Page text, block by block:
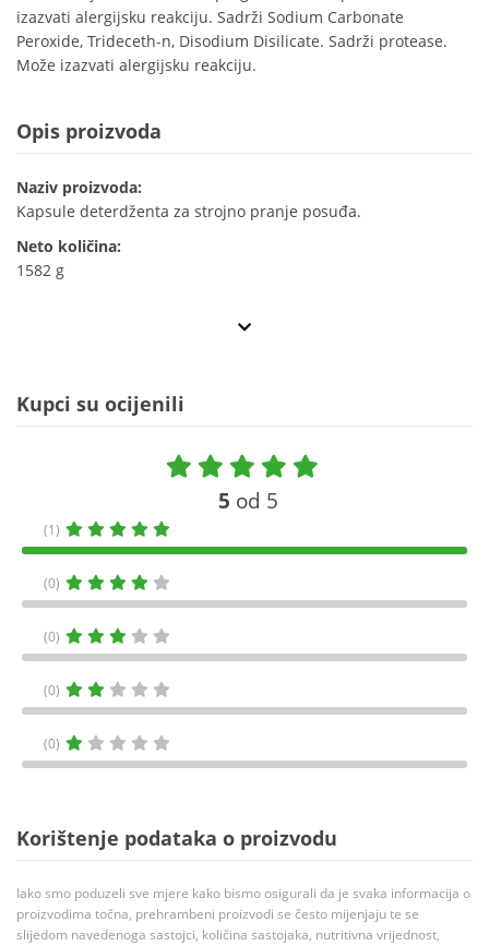
izazvati alergijsku reakciju. Sadrži Sodium Carbonate
Peroxide, Trideceth-n, Disodium Disilicate. Sadrži protease.
Može izazvati alergijsku reakciju.
Opis proizvoda
Naziv proizvoda:
Kapsule deterdženta za strojno pranje posuđa.
Neto količina:
1582 g
Kupci su ocijenili
5 od 5
(1)
(0)
(0)
(0)
(0)
Korištenje podataka o proizvodu
Iako smo poduzeli sve mjere kako bismo osigurali da je svaka informacija o
proizvodima točna, prehrambeni proizvodi se često mijenjaju te se
slijedom navedenoga sastojci, količina sastojaka, nutritivna vrijednost,